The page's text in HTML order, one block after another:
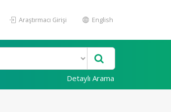
Araştırmacı Girişi English
Detaylı Arama